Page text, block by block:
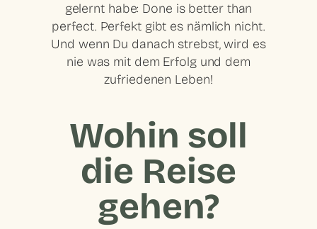
gelernt habe: Done is better than
perfect. Perfekt gibt es nämlich nicht.
Und wenn Du danach strebst, wird es
nie was mit dem Erfolg und dem
zufriedenen Leben!
Wohin soll
die Reise
gehen?